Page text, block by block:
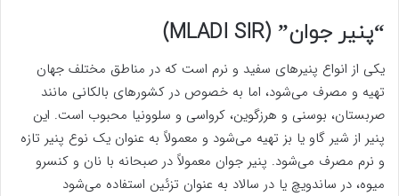
“پنیر جوان” (MLADI SIR)
یکی از انواع پنیرهای سفید و نرم است که در مناطق مختلف جهان
تهیه و مصرف می‌شود، اما به خصوص در کشورهای بالکانی مانند
صربستان، بوسنی و هرزگوین، کرواسی و سلوونیا محبوب است. این
پنیر از شیر گاو یا بز تهیه می‌شود و معمولاً به عنوان یک نوع پنیر تازه
و نرم مصرف می‌شود. پنیر جوان معمولاً در صبحانه با نان و کنسرو
میوه، در ساندویچ یا در سالاد به عنوان تزئین استفاده می‌شود